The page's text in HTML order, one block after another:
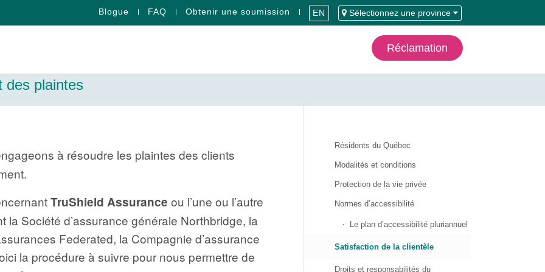
Blogue FAQ Obtenir une soumission EN Sélectionnez une province
Réclamation
des plaintes
à résoudre les plaintes des clients
TruShield Assurance ou l’une ou l’autre
Société d’assurance générale Northbridge, la
Federated, la Compagnie d’assurance
la procédure à suivre pour nous permettre de
Résidents du Québec
Modalités et conditions
Protection de la vie privée
Normes d’accessibilité
Le plan d’accessibilité pluriannuel
Satisfaction de la clientèle
Droits et responsabilités du